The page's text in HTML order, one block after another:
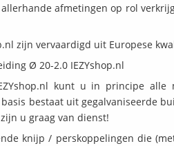
afmetingen op rol
zijn vervaardigd uit Europese
Ø 20-2.0 IEZYshop.nl
kunt u in principe alle
bestaat uit gegalvaniseerde
u graag van dienst!
knijp / perskoppelingen die